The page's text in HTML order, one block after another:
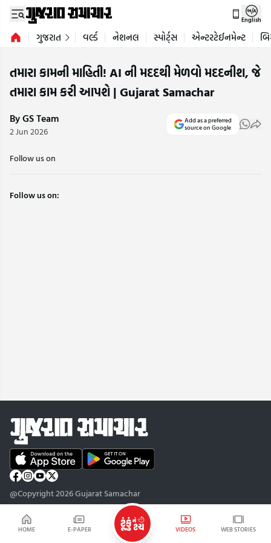
HOME E-PAPER VIDEOS WEB STORIES
English
ગુજરાત વર્લ્ડ નેશનલ સ્પોર્ટ્સ એન્ટરટેઈનમેન્ટ
તમારા કામની માહિતી! AI ની મદદથી મેળવો મદદનીશ, જે
તમારા કામ કરી આપશે | Gujarat Samachar
By GS Team
2 Jun 2026
Add as a preferred
source on Google
Follow us on
Follow us on:
@Copyright 2026 Gujarat Samachar